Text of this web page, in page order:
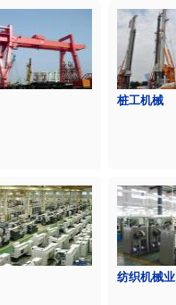
桩工机械
纺织机械业